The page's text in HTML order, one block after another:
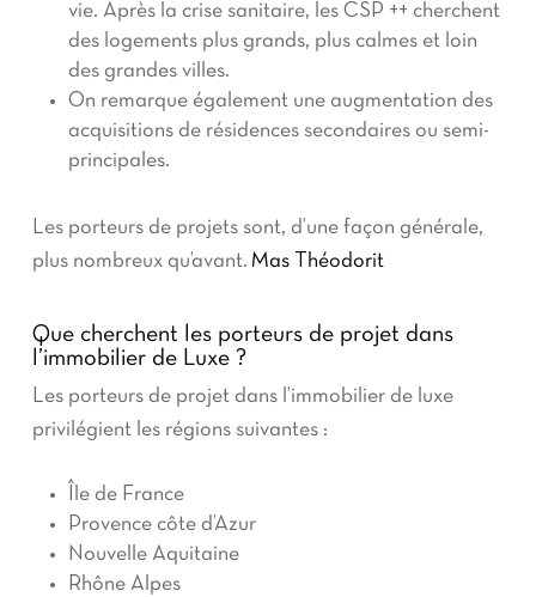
vie. Après la crise sanitaire, les CSP ++ cherchent
des logements plus grands, plus calmes et loin
des grandes villes.
On remarque également une augmentation des
acquisitions de résidences secondaires ou semi-
principales.
Les porteurs de projets sont, d’une façon générale,
plus nombreux qu’avant. Mas Théodorit
Que cherchent les porteurs de projet dans
l’immobilier de Luxe ?
Les porteurs de projet dans l’immobilier de luxe
privilégient les régions suivantes :
Île de France
Provence côte d’Azur
Nouvelle Aquitaine
Rhône Alpes